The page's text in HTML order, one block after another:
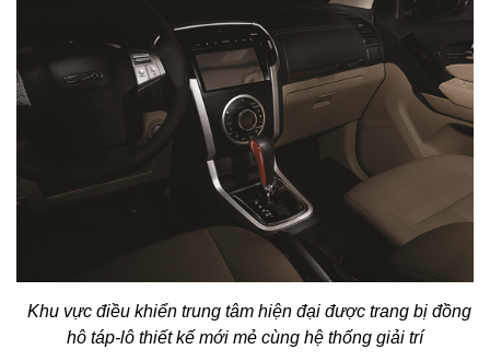
Khu vực điều khiển trung tâm hiện đại được trang bị đồng
hô táp-lô thiết kế mới mẻ cùng hệ thống giải trí